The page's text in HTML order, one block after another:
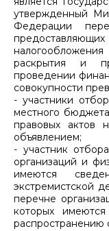
утвержденный
Федерации
раскрытия и
проведении
совокупности
- участники
местного
правовых актов
объявлением;
- участник
организаций и
имеются
экстремистской
перечне
которых
распространению